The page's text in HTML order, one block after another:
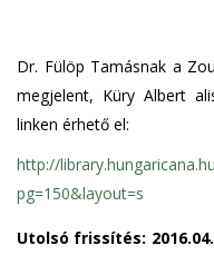
Dr. Fülöp Tamásnak a
megjelent, Küry Albert
linken érhető el:
http://
pg=150&layout=s
Utolsó frissítés: